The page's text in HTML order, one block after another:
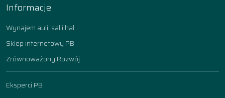
Informacje
Wynajem auli, sal i hal
Sklep internetowy PB
Zrównoważony Rozwój
Eksperci PB